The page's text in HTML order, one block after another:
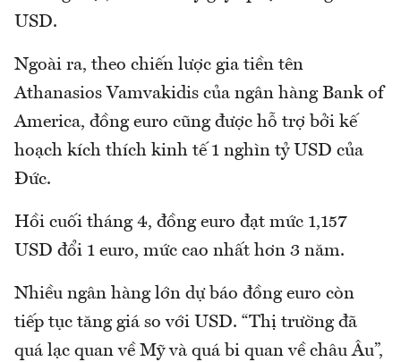
USD.
Ngoài ra, theo chiến lược gia tiền tên
Athanasios Vamvakidis của ngân hàng Bank of
America, đồng euro cũng được hỗ trợ bởi kế
hoạch kích thích kinh tế 1 nghìn tỷ USD của
Đức.
Hồi cuối tháng 4, đồng euro đạt mức 1,157
USD đổi 1 euro, mức cao nhất hơn 3 năm.
Nhiều ngân hàng lớn dự báo đồng euro còn
tiếp tục tăng giá so với USD. “Thị trường đã
quá lạc quan về Mỹ và quá bi quan về châu Âu”,